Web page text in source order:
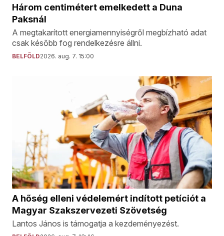
Három centimétert emelkedett a Duna
Paksnál
A megtakarított energiamennyiségről megbízható adat
csak később fog rendelkezésre állni.
BELFÖLD2026. aug. 7. 15:00
A hőség elleni védelemért indított petíciót a
Magyar Szakszervezeti Szövetség
Lantos János is támogatja a kezdeményezést.